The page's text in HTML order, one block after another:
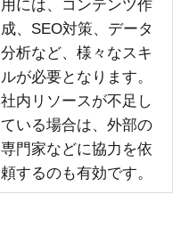
用には、コンテンツ作
成、SEO対策、データ
分析など、様々なスキ
ルが必要となります。
社内リソースが不足し
ている場合は、外部の
専門家などに協力を依
頼するのも有効です。